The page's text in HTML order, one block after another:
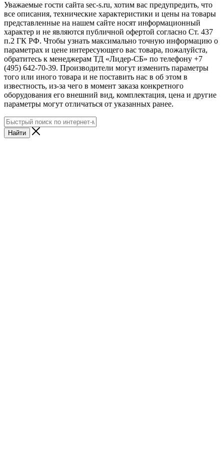
Уважаемые гости сайта sec-s.ru, хотим вас предупредить, что
все описания, технические характеристики и цены на товары
представленные на нашем сайте носят информационный
характер и не являются публичной офертой согласно Ст. 437
п.2 ГК РФ. Чтобы узнать максимально точную информацию о
параметрах и цене интересующего вас товара, пожалуйста,
обратитесь к менеджерам ТД «Лидер-СБ» по телефону +7
(495) 642-70-39. Производители могут изменить параметры
того или иного товара и не поставить нас в об этом в
известность, из-за чего в момент заказа конкретного
оборудования его внешний вид, комплектация, цена и другие
параметры могут отличаться от указанных ранее.
Найти